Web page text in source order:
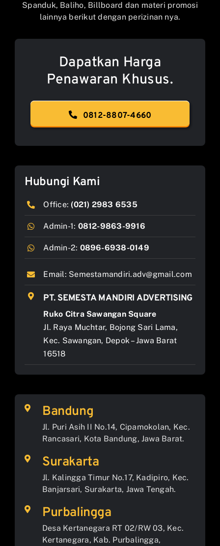
Spanduk, Baliho, Billboard dan materi promosi
lainnya berikut dengan perizinan nya.
Dapatkan Harga
Penawaran Khusus.
0812-8807-4660
Hubungi Kami
Office: (021) 2983 6535
Admin-1: 0812-9863-9916
Admin-2: 0896-6938-0149
Email: Semestamandiri.adv@gmail.com
PT. SEMESTA MANDIRI ADVERTISING
Ruko Citra Sawangan Square
Jl. Raya Muchtar, Bojong Sari Lama,
Kec. Sawangan, Depok – Jawa Barat
16518
Bandung
Jl. Puri Asih II No.14, Cipamokolan, Kec.
Rancasari, Kota Bandung, Jawa Barat.
Surakarta
Jl. Kalingga Timur No.17, Kadipiro, Kec.
Banjarsari, Surakarta, Jawa Tengah.
Purbalingga
Desa Kertanegara RT 02/RW 03, Kec.
Kertanegara, Kab. Purbalingga,